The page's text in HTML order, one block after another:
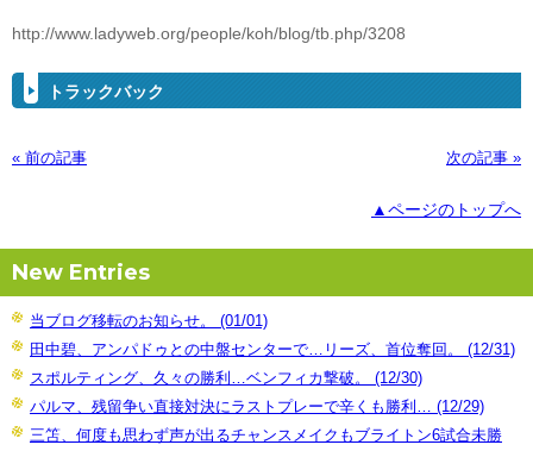
http://www.ladyweb.org/people/koh/blog/tb.php/3208
トラックバック
« 前の記事 次の記事 »
▲ページのトップへ
New Entries
当ブログ移転のお知らせ。 (01/01)
田中碧、アンパドゥとの中盤センターで…リーズ、首位奪回。 (12/31)
スポルティング、久々の勝利…ベンフィカ撃破。 (12/30)
パルマ、残留争い直接対決にラストプレーで辛くも勝利… (12/29)
三笘、何度も思わず声が出るチャンスメイクもブライトン6試合未勝